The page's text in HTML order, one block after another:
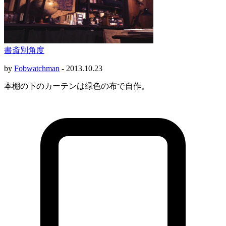
書斎別角度
by Fobwatchman - 2013.10.23
本棚の下のカーテンは緑色の布で自作。